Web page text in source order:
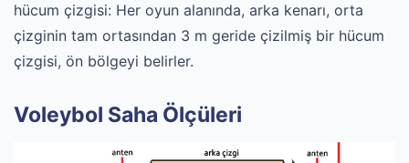
hücum çizgisi: Her oyun alanında, arka kenarı, orta
çizginin tam ortasından 3 m geride çizilmiş bir hücum
çizgisi, ön bölgeyi belirler.
Voleybol Saha Ölçüleri